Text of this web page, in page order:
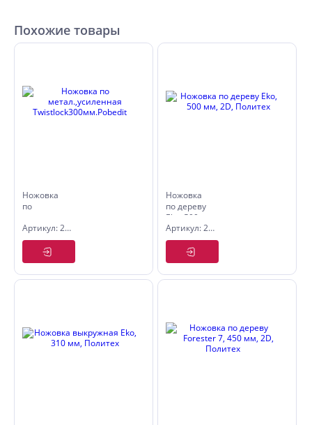
Похожие товары
Ножовка
по
Twistlock300мм.PobeditАртикул: 2501630
Ножовка
по дереву
Eko, 500
мм, 2D,
Политех
Артикул: 2505150